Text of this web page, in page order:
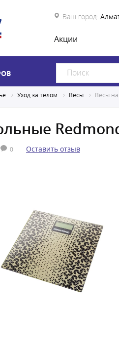
Ваш город:
Акции
Уход за телом Весы Весы
0 Оставить отзыв